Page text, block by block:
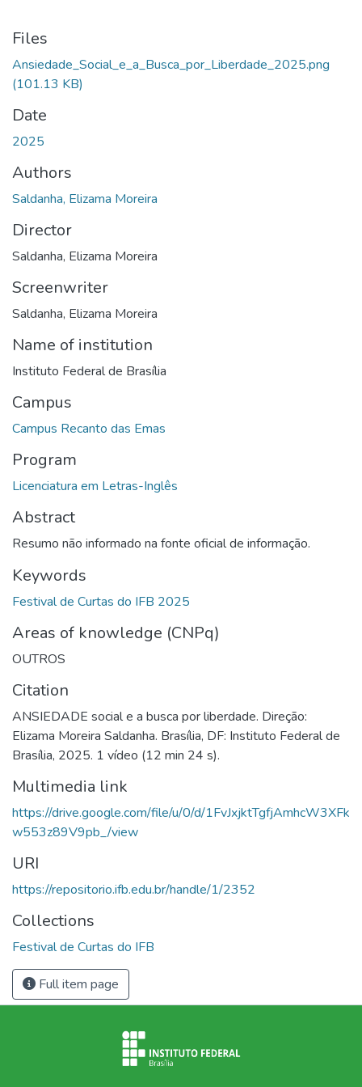
Files
Ansiedade_Social_e_a_Busca_por_Liberdade_2025.png
(101.13 KB)
Date
2025
Authors
Saldanha, Elizama Moreira
Director
Saldanha, Elizama Moreira
Screenwriter
Saldanha, Elizama Moreira
Name of institution
Instituto Federal de Brasília
Campus
Campus Recanto das Emas
Program
Licenciatura em Letras-Inglês
Abstract
Resumo não informado na fonte oficial de informação.
Keywords
Festival de Curtas do IFB 2025
Areas of knowledge (CNPq)
OUTROS
Citation
ANSIEDADE social e a busca por liberdade. Direção:
Elizama Moreira Saldanha. Brasília, DF: Instituto Federal de
Brasília, 2025. 1 vídeo (12 min 24 s).
Multimedia link
https://drive.google.com/file/u/0/d/1FvJxjktTgfjAmhcW3XFk
w553z89V9pb_/view
URI
https://repositorio.ifb.edu.br/handle/1/2352
Collections
Festival de Curtas do IFB
Full item page